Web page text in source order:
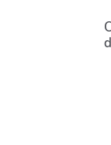
Aller au